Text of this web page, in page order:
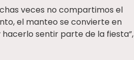
veces no compartimos el
el manteo se convierte en
sentir parte de la fiesta”,